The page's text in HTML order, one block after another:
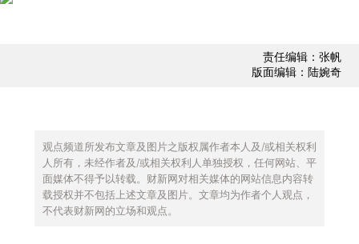
责任编辑：张帆
版面编辑：陆婉奇
观点频道所发布文章及图片之版权属作者本人及/或相关权利
人所有，未经作者及/或相关权利人单独授权，任何网站、平
面媒体不得予以转载。财新网对相关媒体的网站信息内容转
载授权并不包括上述文章及图片。文章均为作者个人观点，
不代表财新网的立场和观点。